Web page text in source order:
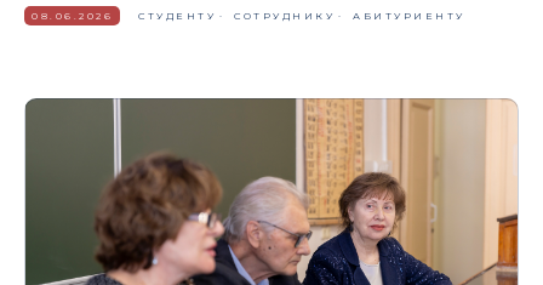
08.06.2026 СТУДЕНТУ СОТРУДНИКУ АБИТУРИЕНТУ